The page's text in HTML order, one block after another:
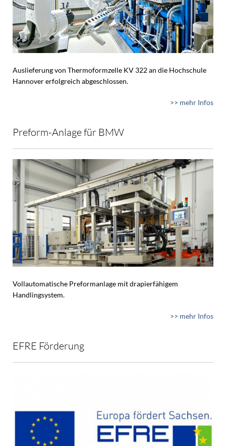
Auslieferung von Thermoformzelle KV 322 an die Hochschule
Hannover erfolgreich abgeschlossen.
>> mehr Infos
Preform-Anlage für BMW
Vollautomatische Preformanlage mit drapierfähigem
Handlingsystem.
>> mehr Infos
EFRE Förderung